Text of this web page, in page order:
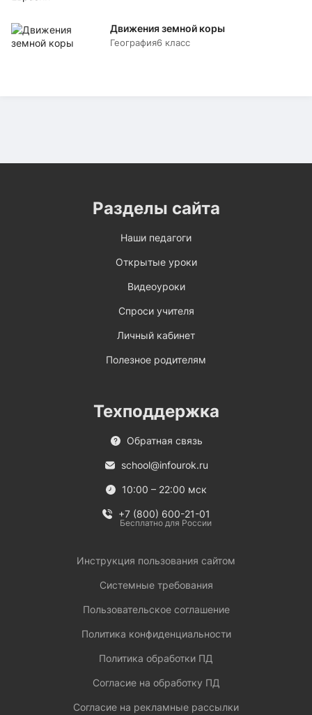
Движения земной коры
География6 класс
Разделы сайта
Наши педагоги
Открытые уроки
Видеоуроки
Спроси учителя
Личный кабинет
Полезное родителям
Техподдержка
Обратная связь
school@infourok.ru
10:00 – 22:00 мск
+7 (800) 600-21-01
Бесплатно для России
Инструкция пользования сайтом
Системные требования
Пользовательское соглашение
Политика конфиденциальности
Политика обработки ПД
Согласие на обработку ПД
Согласие на рекламные рассылки